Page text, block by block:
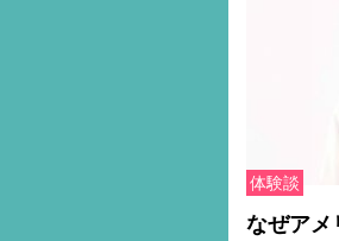
体験談
なぜアメ